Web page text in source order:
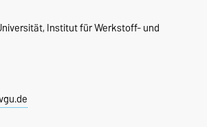
Institut für Werkstoff- und